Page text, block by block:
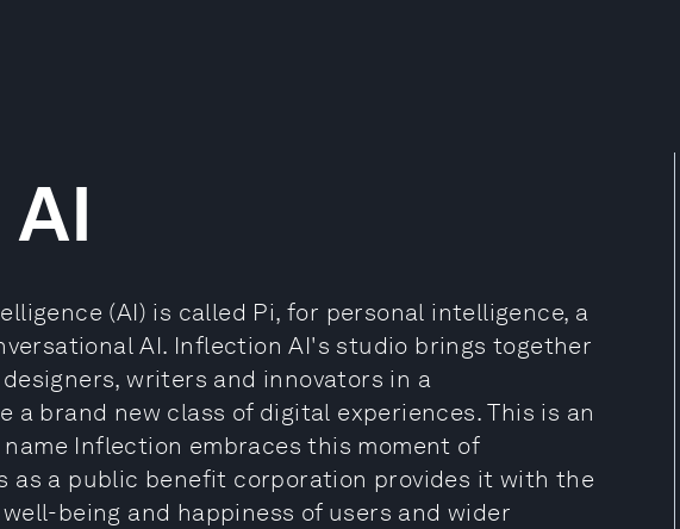
(AI) is called Pi, for personal intelligence, a
AI. Inflection AI's studio brings together
writers and innovators in a
brand new class of digital experiences. This is an
Inflection embraces this moment of
as a public benefit corporation provides it with the
being and happiness of users and wider